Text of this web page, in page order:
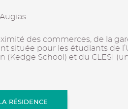
des commerces, de la
située pour les étudiants de
(Kedge School) et du CLESI
RÉSIDENCE